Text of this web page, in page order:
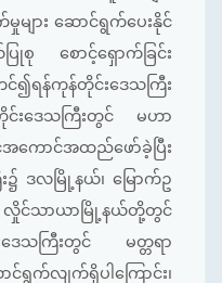
များ ဆောင်ရွက်ပေးနိုင်
စောင့်ရှောက်ခြင်း
၍ရန်ကုန်တိုင်းဒေသကြီး
းဒေသကြီးတွင် မဟာ
ောင်အထည်ဖော်ခဲ့ပြီး
ဒလမြို့နယ်၊ မြောက်ဥ
ာယာမြို့နယ်တို့တွင်
ဒေသကြီးတွင် မတ္တရာ
က်လျက်ရှိပါကြောင်း၊